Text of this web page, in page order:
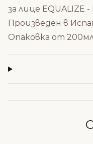
за лице EQUALIZE -
Произведен в
Опаковка от